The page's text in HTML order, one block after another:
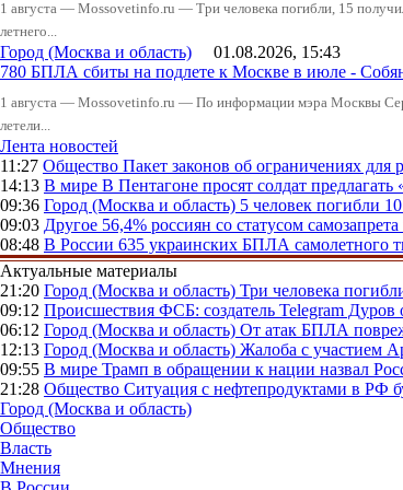
1 августа — Mossovetinfo.ru — Три человека погибли, 15
летнего...
Город (Москва и область) 01.08.2026, 15:43
780 БПЛА сбиты на подлете к Москве в июле -
1 августа — Mossovetinfo.ru — По информации мэра Москвы
летели...
Лента новостей
11:27 Общество Пакет законов об ограничениях
14:13 В мире В Пентагоне просят солдат
09:36 Город (Москва и область) 5 человек погибли
09:03 Другое 56,4% россиян со статусом
08:48 В России 635 украинских БПЛА самолетного
Актуальные материалы
21:20 Город (Москва и область) Три человека
09:12 Происшествия ФСБ: создатель Telegram Дуров
06:12 Город (Москва и область) От атак БПЛА
12:13 Город (Москва и область) Жалоба с участием
09:55 В мире Трамп в обращении к нации назвал
21:28 Общество Ситуация с нефтепродуктами в РФ
Город (Москва и область)
Общество
Власть
Мнения